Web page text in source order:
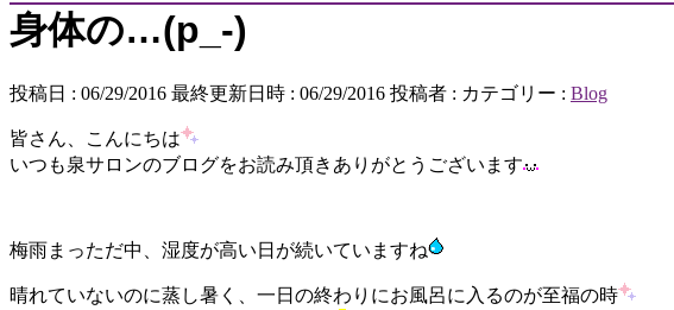
身体の…(p_-)
投稿日 : 06/29/2016 最終更新日時 : 06/29/2016 投稿者 : カテゴリー : Blog
皆さん、こんにちは
いつも泉サロンのブログをお読み頂きありがとうございます
梅雨まっただ中、湿度が高い日が続いていますね
晴れていないのに蒸し暑く、一日の終わりにお風呂に入るのが至福の時